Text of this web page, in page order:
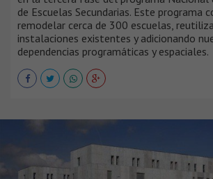
de Escuelas Secundarias. Este programa
remodelar cerca de 300 escuelas,
instalaciones existentes y adicionando
dependencias programáticas y espaciales.